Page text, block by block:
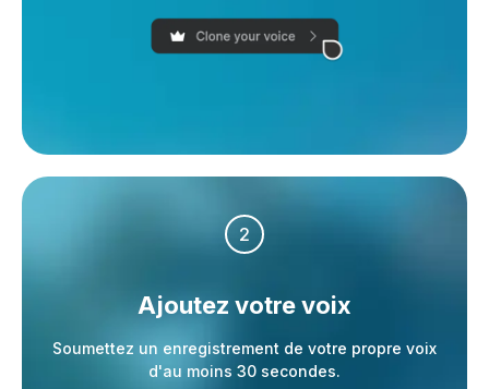
2
Ajoutez votre voix
Soumettez un enregistrement de votre propre voix
d'au moins 30 secondes.